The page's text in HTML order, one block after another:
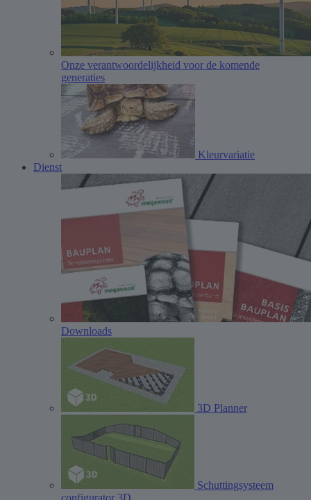
Onze verantwoordelijkheid voor de komende
generaties
Kleurvariatie
Dienst
Downloads
3D Planner
Schuttingsysteem
configurator 3D